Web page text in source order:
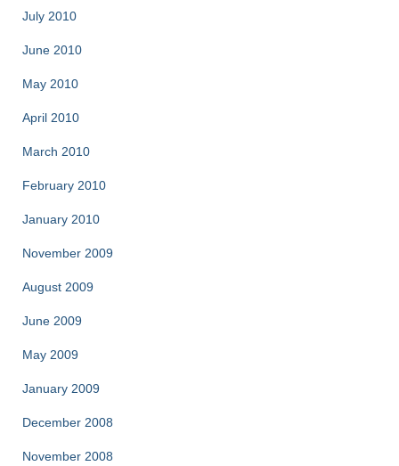
July 2010
June 2010
May 2010
April 2010
March 2010
February 2010
January 2010
November 2009
August 2009
June 2009
May 2009
January 2009
December 2008
November 2008